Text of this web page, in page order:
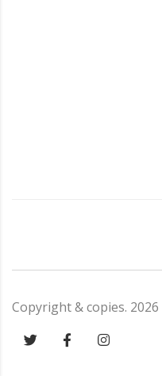
Copyright & copies. 2026